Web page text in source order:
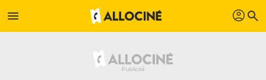
menu profil search